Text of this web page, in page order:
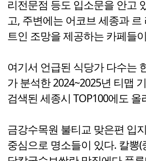
리전문점 등도 입소문을 안고
고, 주변에는 어코브 세종과 르
트인 조망을 제공하는 카페들
여기서 언급된 식당가 다수는
가 분석한 2024~2025년 티맵
검색된 세종시 TOP100에도 올
금강수목원 불티교 맞은편 입
중심으로 명소들이 있다. 칼뽕